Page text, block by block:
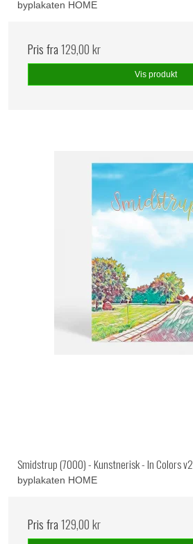
byplakaten HOME
Pris fra129,00 kr
Vis produkt
Smidstrup (7000) - Kunstnerisk - In Colors v2
byplakaten HOME
Pris fra129,00 kr